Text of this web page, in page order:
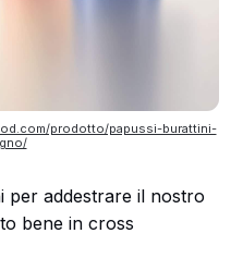
prodotto/papussi-burattini-
per addestrare il nostro
bene in cross